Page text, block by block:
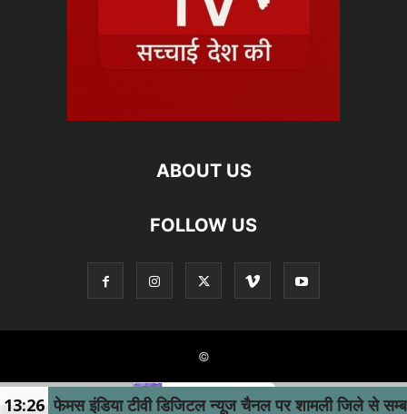
ABOUT US
FOLLOW US
©
इंडिया टीवी डिजिटल न्यूज चैनल पर शामली जिले से सम्बन्धित
13:26